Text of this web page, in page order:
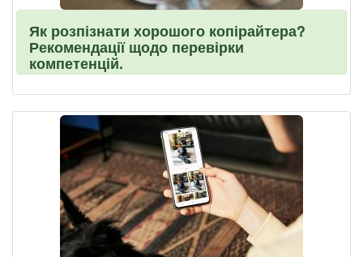
Як розпізнати хорошого копірайтера?
Рекомендації щодо перевірки
компетенцій.